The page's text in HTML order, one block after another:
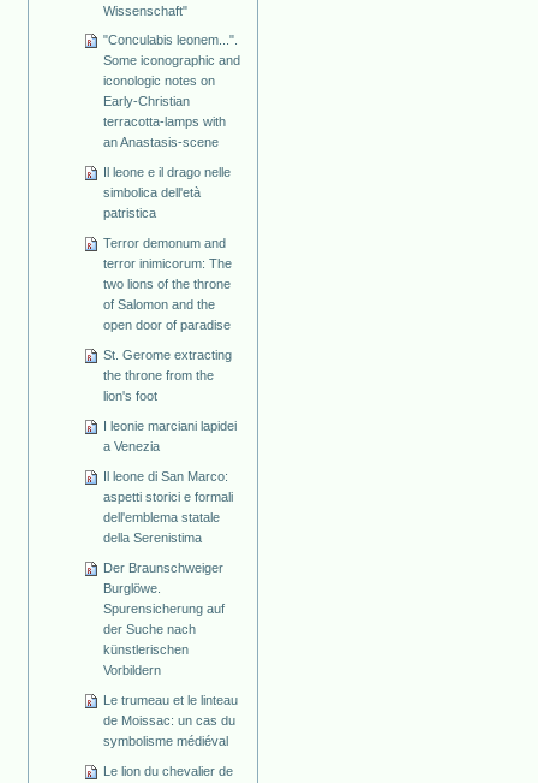
Wissenschaft"
"Conculabis leonem...".
Some iconographic and
iconologic notes on
Early-Christian
terracotta-lamps with
an Anastasis-scene
Il leone e il drago nelle
simbolica dell'età
patristica
Terror demonum and
terror inimicorum: The
two lions of the throne
of Salomon and the
open door of paradise
St. Gerome extracting
the throne from the
lion's foot
I leonie marciani lapidei
a Venezia
Il leone di San Marco:
aspetti storici e formali
dell'emblema statale
della Serenistima
Der Braunschweiger
Burglöwe.
Spurensicherung auf
der Suche nach
künstlerischen
Vorbildern
Le trumeau et le linteau
de Moissac: un cas du
symbolisme médiéval
Le lion du chevalier de